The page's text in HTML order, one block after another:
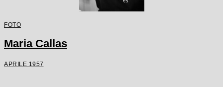
FOTO
Maria Callas
APRILE 1957